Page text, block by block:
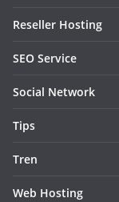
Reseller Hosting
SEO Service
Social Network
Tips
Tren
Web Hosting